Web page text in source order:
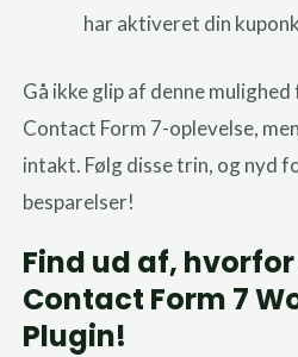
har aktiveret din
Gå ikke glip af denne
Contact Form 7-oplevelse,
intakt. Følg disse trin, og nyd
besparelser!
Find ud af,
Contact Form 7
Plugin!